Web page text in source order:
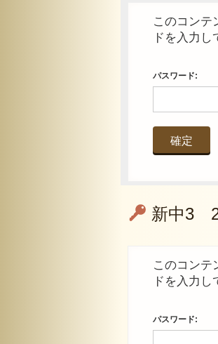
このコンテ
ドを入力し
パスワード:
新中3
このコンテ
ドを入力し
パスワード: